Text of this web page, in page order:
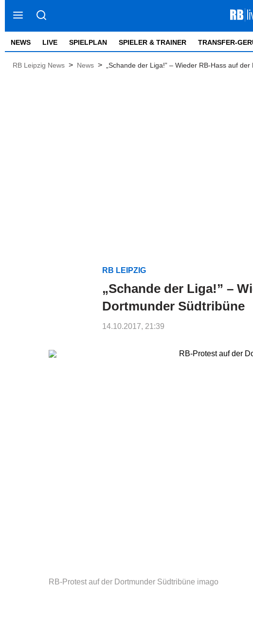
NEWS LIVE SPIELPLAN SPIELER & TRAINER TRANSFER-
RB Leipzig News > News > „Schande der Liga!” – Wieder RB-Hass auf
RB LEIPZIG
„Schande der Liga!” –
Dortmunder Südtribüne
14.10.2017, 21:39
RB-Protest auf der Dortmunder Südtribüne imago